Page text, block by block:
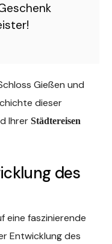
Gießen und
dieser
IhrerStädtereisen
des
eine faszinierende
Entwicklung des